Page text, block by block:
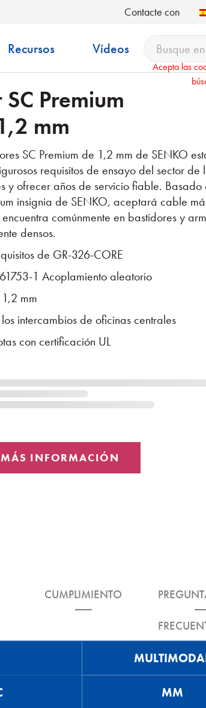
Contacte con
Recursos Vídeos
Acepta las
Premium
mm
SC Premium de 1,2 mm de SENKO
requisitos de ensayo del sector de
y ofrecer años de servicio fiable. Basado
insignia de SENKO, aceptará cable
comúnmente en bastidores y
densos.
de GR-326-CORE
1 Acoplamiento aleatorio
mm
intercambios de oficinas centrales
con certificación UL
CUMPLIMIENTO
MM